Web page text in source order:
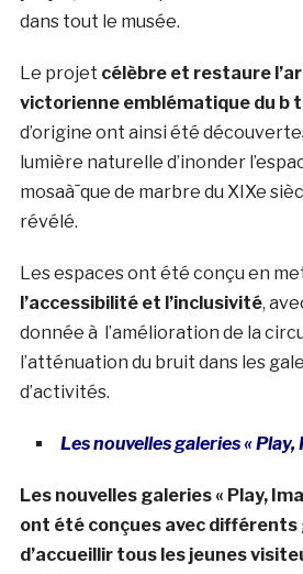
dans tout le musée.
Le projet célèbre et restaure
victorienne emblématique du b
d’origine ont ainsi été
lumière naturelle d’inonder
mosaà¯que de marbre du XIXe
révélé.
Les espaces ont été conçu en
l’accessibilité et l’inclusivité,
donnée à l’amélioration de la
l’atténuation du bruit dans les
d’activités.
Les nouvelles galeries «
Les nouvelles galeries « Play,
ont été conçues avec différents
d’accueillir tous les jeunes